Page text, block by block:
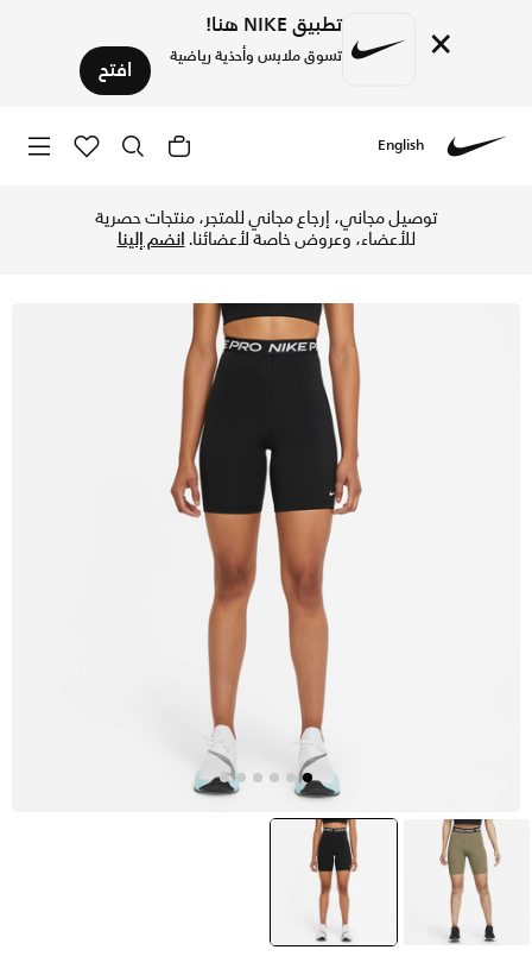
× تطبيق NIKE هنا!
تسوق ملابس وأحذية رياضية افتح
English
توصيل مجاني، إرجاع مجاني للمتجر، منتجات حصرية
للأعضاء، وعروض خاصة لأعضائنا.انضم إلينا
أخضر selected
أسود